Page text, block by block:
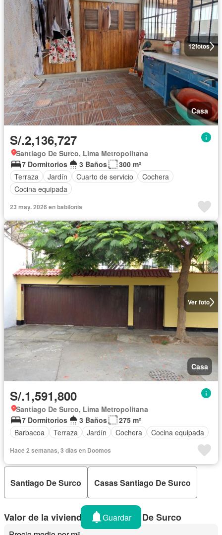
12fotos
Casa
S/.2,136,727
Santiago De Surco, Lima Metropolitana
7 Dormitorios
3 Baños
300 m²
Terraza
Jardín Cuarto de servicio
Cochera
Cocina equipada
23 may. 2026 en babilonia
Ver foto
Casa
S/.1,591,800
Santiago De Surco, Lima Metropolitana
7 Dormitorios
3 Baños
275 m²
Barbacoa
Terraza Jardín Cochera Cocina equipada
Hace 2 semanas, 3 días en Doomos
Santiago De Surco Casas Santiago De Surco
Valor de la vivienda en Santiago De Surco
Guardar